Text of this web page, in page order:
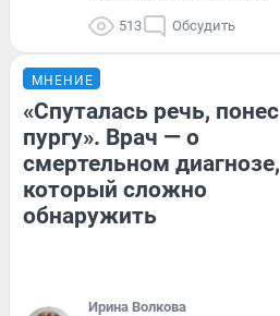
513 Обсудить
МНЕНИЕ
«Спуталась речь, понес
пургу». Врач — о
смертельном диагнозе,
который сложно
обнаружить
Ирина Волкова